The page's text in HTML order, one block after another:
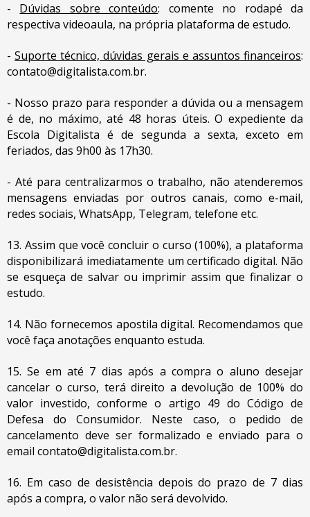
- Dúvidas sobre conteúdo: comente no rodapé da
respectiva videoaula, na própria plataforma de estudo.
-Suporte técnico, dúvidas gerais e assuntos financeiros:
contato@digitalista.com.br.
- Nosso prazo para responder a dúvida ou a mensagem
é de, no máximo, até 48 horas úteis. O expediente da
Escola Digitalista é de segunda a sexta, exceto em
feriados, das 9h00 às 17h30.
- Até para centralizarmos o trabalho, não atenderemos
mensagens enviadas por outros canais, como e-mail,
redes sociais, WhatsApp, Telegram, telefone etc.
13. Assim que você concluir o curso (100%), a plataforma
disponibilizará imediatamente um certificado digital. Não
se esqueça de salvar ou imprimir assim que finalizar o
estudo.
14. Não fornecemos apostila digital. Recomendamos que
você faça anotações enquanto estuda.
15. Se em até 7 dias após a compra o aluno desejar
cancelar o curso, terá direito a devolução de 100% do
valor investido, conforme o artigo 49 do Código de
Defesa do Consumidor. Neste caso, o pedido de
cancelamento deve ser formalizado e enviado para o
email contato@digitalista.com.br.
16. Em caso de desistência depois do prazo de 7 dias
após a compra, o valor não será devolvido.